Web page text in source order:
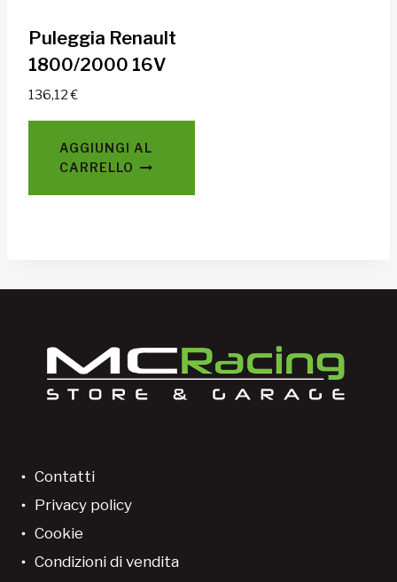
Puleggia Renault
1800/2000 16V
136,12€
AGGIUNGI AL
CARRELLO
Contatti
Privacy policy
Cookie
Condizioni di vendita